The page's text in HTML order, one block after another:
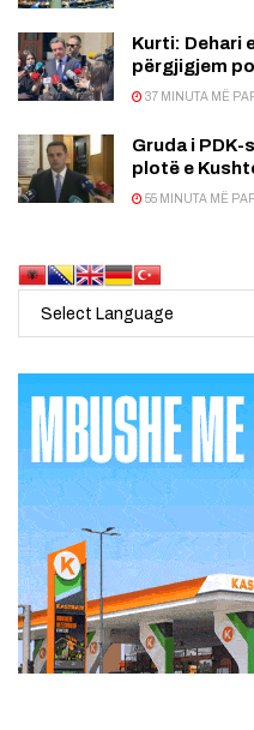
Kurti: Dehari
përgjigjem
37 MINUTA MË
Gruda i PDK-
plotë e
55 MINUTA MË